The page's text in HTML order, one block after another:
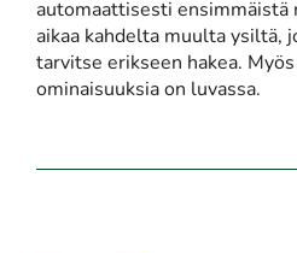
automaattisesti ensimmäistä
aikaa kahdelta muulta ysiltä,
tarvitse erikseen hakea.
ominaisuuksia on luvassa.